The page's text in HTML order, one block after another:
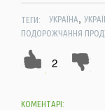
ТЕГИ: УКРАЇНА,
ПОДОРОЖЧАННЯ
2
КОМЕНТАРІ: